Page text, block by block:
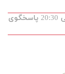
شنبه تا پنجشنبه از ساعت 9 الی 13 و 16:30 الی 20:30 پاسخگوی